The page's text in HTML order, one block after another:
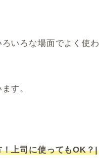
いろな場面でよく使わ
す。
上司に使ってもOK？|